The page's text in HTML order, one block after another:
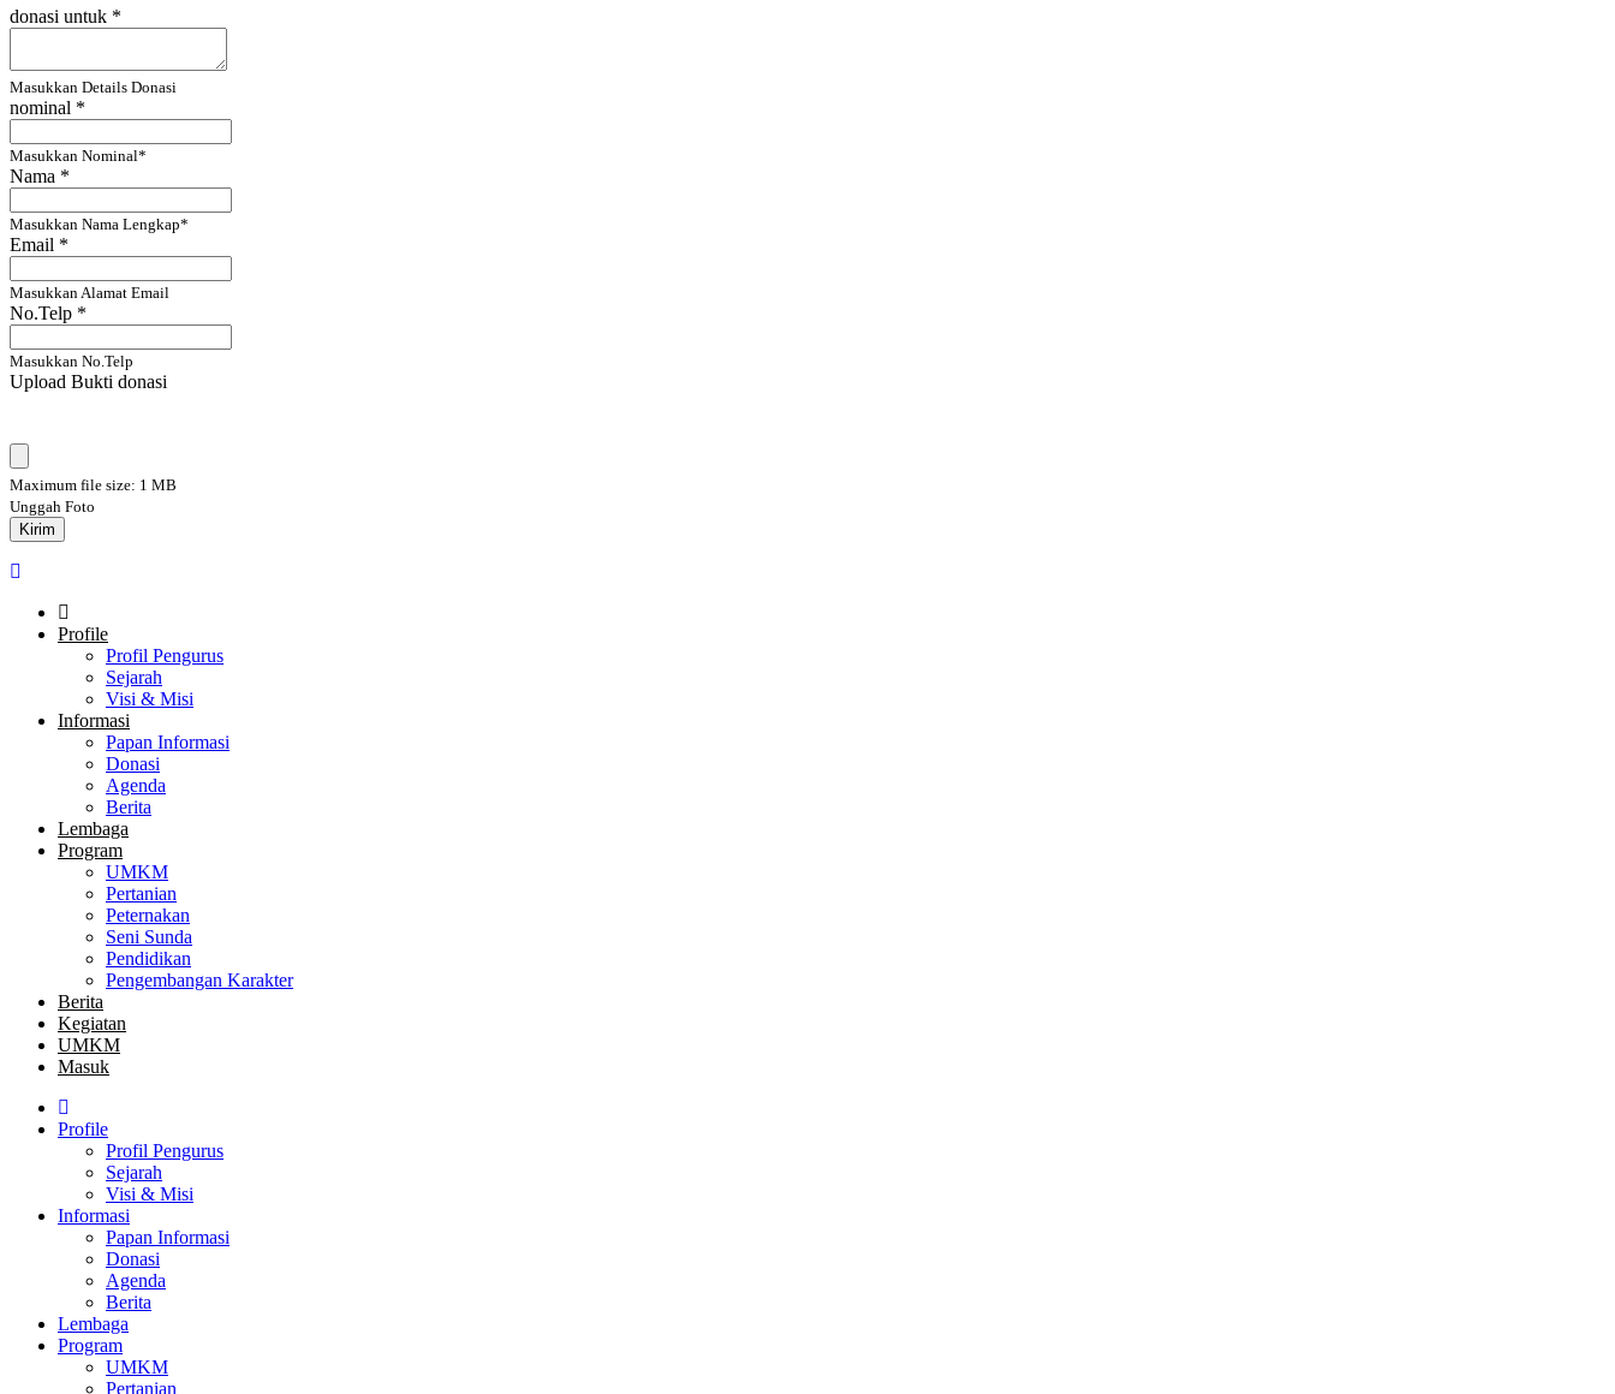
donasi untuk *
Masukkan Details Donasi
nominal *
Masukkan Nominal*
Nama *
Masukkan Nama Lengkap*
Email *
Masukkan Alamat Email
No.Telp *
Masukkan No.Telp
Upload Bukti donasi
Maximum file size: 1 MB
Unggah Foto
Kirim
Profile
Profil Pengurus
Sejarah
Visi & Misi
Informasi
Papan Informasi
Donasi
Agenda
Berita
Lembaga
Program
UMKM
Pertanian
Peternakan
Seni Sunda
Pendidikan
Pengembangan Karakter
Berita
Kegiatan
UMKM
Masuk
Profile
Profil Pengurus
Sejarah
Visi & Misi
Informasi
Papan Informasi
Donasi
Agenda
Berita
Lembaga
Program
UMKM
Pertanian